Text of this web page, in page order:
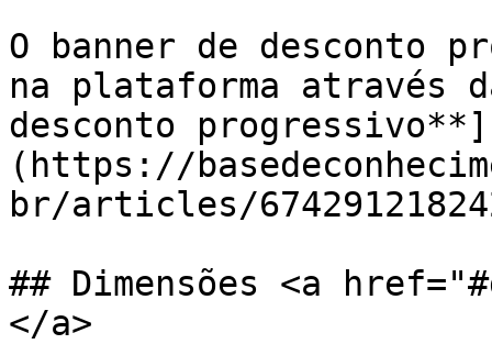
O banner de desconto
na plataforma através
desconto progressivo**]
(https://
br/articles/
## Dimensões <a
</a>